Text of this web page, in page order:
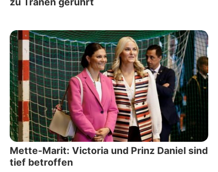
Mette-Marit: Victoria und Prinz Daniel sind
tief betroffen